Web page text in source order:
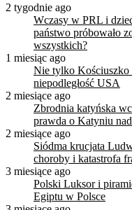
2 tygodnie ago
Wczasy w PRL i
państwo próbowało
wszystkich?
1 miesiąc ago
Nie tylko Kościuszko
niepodległość USA
2 miesiące ago
Zbrodnia katyńska
prawda o Katyniu
2 miesiące ago
Siódma krucjata
choroby i katastrofa
3 miesiące ago
Polski Luksor i
Egiptu w Polsce